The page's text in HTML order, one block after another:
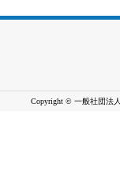
Copyright © 一般社団法